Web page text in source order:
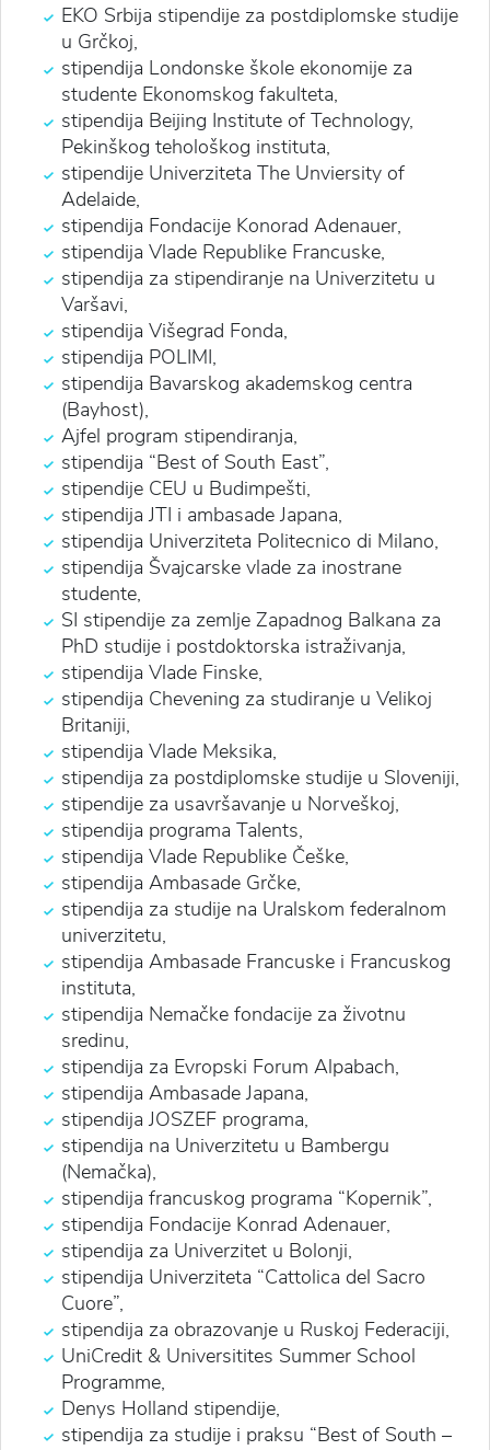
EKO Srbija stipendije za postdiplomske studije
u Grčkoj,
stipendija Londonske škole ekonomije za
studente Ekonomskog fakulteta,
stipendija Beijing Institute of Technology,
Pekinškog tehološkog instituta,
stipendije Univerziteta The Unviersity of
Adelaide,
stipendija Fondacije Konorad Adenauer,
stipendija Vlade Republike Francuske,
stipendija za stipendiranje na Univerzitetu u
Varšavi,
stipendija Višegrad Fonda,
stipendija POLIMI,
stipendija Bavarskog akademskog centra
(Bayhost),
Ajfel program stipendiranja,
stipendija “Best of South East”,
stipendije CEU u Budimpešti,
stipendija JTI i ambasade Japana,
stipendija Univerziteta Politecnico di Milano,
stipendija Švajcarske vlade za inostrane
studente,
SI stipendije za zemlje Zapadnog Balkana za
PhD studije i postdoktorska istraživanja,
stipendija Vlade Finske,
stipendija Chevening za studiranje u Velikoj
Britaniji,
stipendija Vlade Meksika,
stipendija za postdiplomske studije u Sloveniji,
stipendije za usavršavanje u Norveškoj,
stipendija programa Talents,
stipendija Vlade Republike Češke,
stipendija Ambasade Grčke,
stipendija za studije na Uralskom federalnom
univerzitetu,
stipendija Ambasade Francuske i Francuskog
instituta,
stipendija Nemačke fondacije za životnu
sredinu,
stipendija za Evropski Forum Alpabach,
stipendija Ambasade Japana,
stipendija JOSZEF programa,
stipendija na Univerzitetu u Bambergu
(Nemačka),
stipendija francuskog programa “Kopernik”,
stipendija Fondacije Konrad Adenauer,
stipendija za Univerzitet u Bolonji,
stipendija Univerziteta “Cattolica del Sacro
Cuore”,
stipendija za obrazovanje u Ruskoj Federaciji,
UniCredit & Universitites Summer School
Programme,
Denys Holland stipendije,
stipendija za studije i praksu “Best of South –